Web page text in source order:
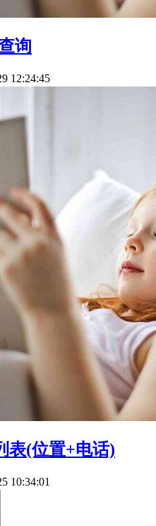
询
12:24:45
表(位置+电话)
10:34:01